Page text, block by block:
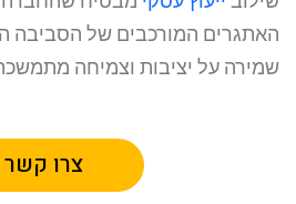
האתגרים המורכבים של הסביבה
שמירה על יציבות וצמיחה
צרו קשר